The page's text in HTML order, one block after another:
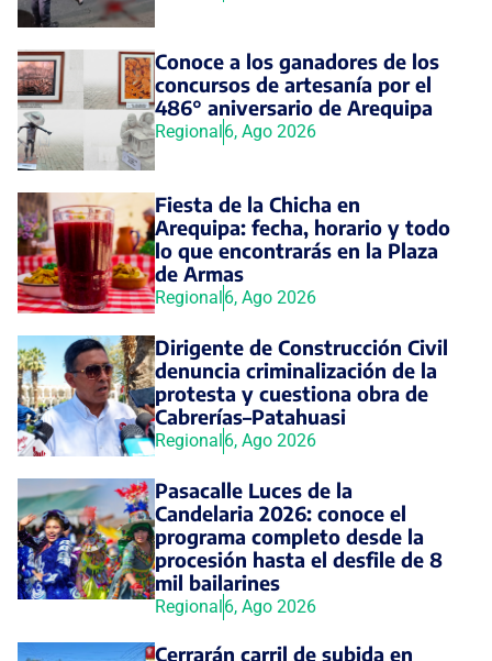
Conoce a los ganadores de los
concursos de artesanía por el
486° aniversario de Arequipa
Regional6, Ago 2026
Fiesta de la Chicha en
Arequipa: fecha, horario y todo
lo que encontrarás en la Plaza
de Armas
Regional6, Ago 2026
Dirigente de Construcción Civil
denuncia criminalización de la
protesta y cuestiona obra de
Cabrerías–Patahuasi
Regional6, Ago 2026
Pasacalle Luces de la
Candelaria 2026: conoce el
programa completo desde la
procesión hasta el desfile de 8
mil bailarines
Regional6, Ago 2026
Cerrarán carril de subida en